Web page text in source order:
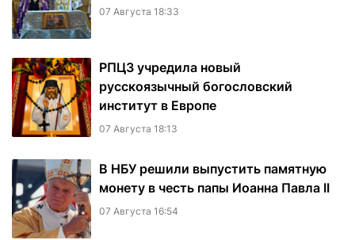
07 Августа 18:33
РПЦЗ учредила новый
русскоязычный богословский
институт в Европе
07 Августа 18:13
В НБУ решили выпустить памятную
монету в честь папы Иоанна Павла II
07 Августа 16:54